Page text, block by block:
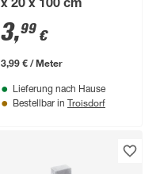
x 20 x 100 cm
3,99 €
3,99 € / Meter
Lieferung nach Hause
Bestellbar in Troisdorf